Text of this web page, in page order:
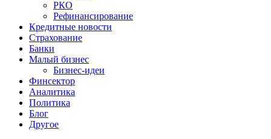
РКО
Рефинансирование
Кредитные новости
Страхование
Банки
Малый бизнес
Бизнес-идеи
Финсектор
Аналитика
Политика
Блог
Другое